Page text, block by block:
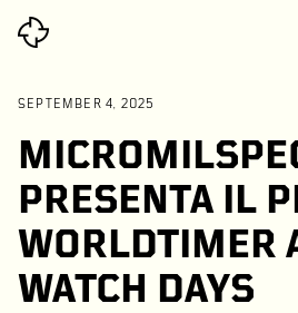
SEPTEMBER 4, 2025
PRESENTA IL
WORLDTIMER
WATCH DAYS